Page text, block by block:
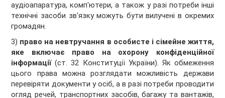
аудіоапаратура, комп'ютери, а також у разі потреби інші
технічні засоби зв'язку можуть бути вилучені в окремих
громадян.
3) право на невтручання в особисте і сімейне життя,
яке включає право на охорону конфіденційної
інформації(ст. 32 Конституції України). Як обмеження
цього права можна розглядати можливість держави
перевіряти документи у осіб, а в разі потреби проводити
огляд речей, транспортних засобів, багажу та вантажів,